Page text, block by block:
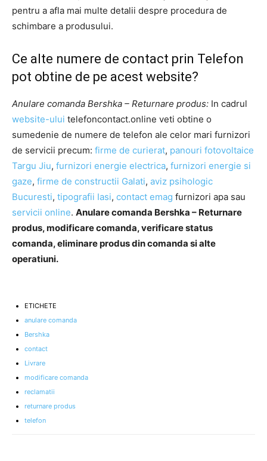
pentru a afla mai multe detalii despre procedura de
schimbare a produsului.
Ce alte numere de contact prin Telefon
pot obtine de pe acest website?
Anulare comanda Bershka – Returnare produs: In cadrul
website-ului telefoncontact.online veti obtine o
sumedenie de numere de telefon ale celor mari furnizori
de servicii precum: firme de curierat, panouri fotovoltaice
Targu Jiu, furnizori energie electrica, furnizori energie si
gaze, firme de constructii Galati, aviz psihologic
Bucuresti, tipografii Iasi, contact emag furnizori apa sau
servicii online. Anulare comanda Bershka – Returnare
produs, modificare comanda, verificare status
comanda, eliminare produs din comanda si alte
operatiuni.
ETICHETE
anulare comanda
Bershka
contact
Livrare
modificare comanda
reclamatii
returnare produs
telefon